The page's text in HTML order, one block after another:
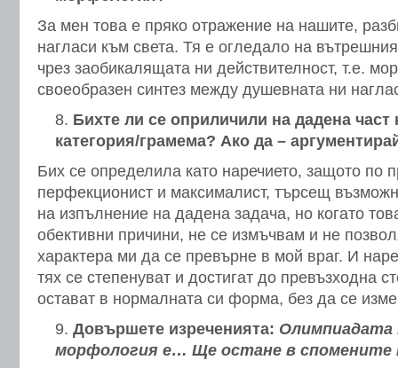
За мен това е пряко отражение на нашите,
нагласи към света. Тя е огледало на
чрез заобикалящата ни действителност, т.е.
своеобразен синтез между душевната ни
Бихте ли се оприличили на дадена част
категория/грамема? Ако да –
Бих се определила като наречието, защото по
перфекционист и максималист, търсещ
на изпълнение на дадена задача, но когато
обективни причини, не се измъчвам и не
характера ми да се превърне в мой враг. И
тях се степенуват и достигат до превъзходна
остават в нормалната си форма, без да се
Довършете изреченията: Олимпиадата
морфология е… Ще остане в